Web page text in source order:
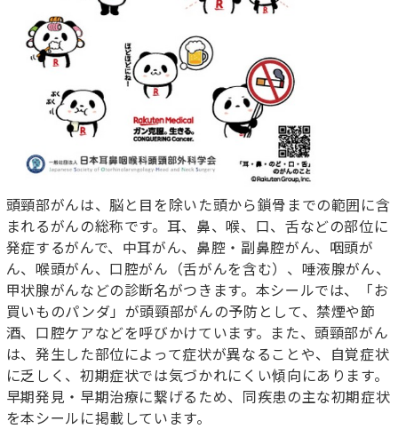
頭頸部がんは、脳と目を除いた頭から鎖骨までの範囲に含
まれるがんの総称です。耳、鼻、喉、口、舌などの部位に
発症するがんで、中耳がん、鼻腔・副鼻腔がん、咽頭が
ん、喉頭がん、口腔がん（舌がんを含む）、唾液腺がん、
甲状腺がんなどの診断名がつきます。本シールでは、「お
買いものパンダ」が頭頸部がんの予防として、禁煙や節
酒、口腔ケアなどを呼びかけています。また、頭頸部がん
は、発生した部位によって症状が異なることや、自覚症状
に乏しく、初期症状では気づかれにくい傾向にあります。
早期発見・早期治療に繋げるため、同疾患の主な初期症状
を本シールに掲載しています。